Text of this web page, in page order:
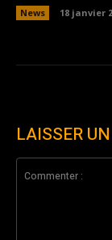
News 18 janvier
LAISSER